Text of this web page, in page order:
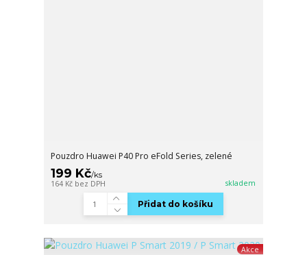
Pouzdro Huawei P40 Pro eFold Series, zelené
199 Kč/ks
164 Kč bez DPH skladem
Přidat do košíku
Akce